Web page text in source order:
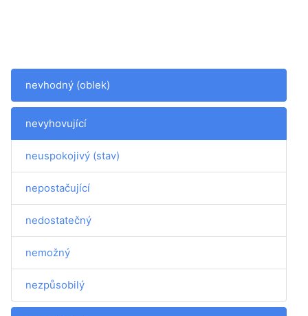
nevhodný (oblek)
nevyhovující
neuspokojivý (stav)
nepostačující
nedostatečný
nemožný
nezpůsobilý